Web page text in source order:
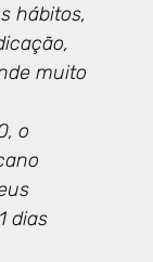
hábitos,
muito
o
dias